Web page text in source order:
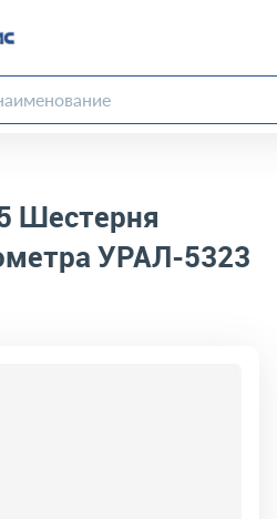
Шестерня
УРАЛ-5323